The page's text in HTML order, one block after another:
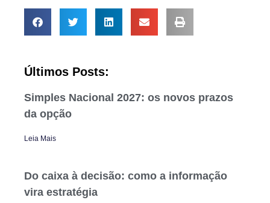
Últimos Posts:
Simples Nacional 2027: os novos prazos
da opção
Leia Mais
Do caixa à decisão: como a informação
vira estratégia